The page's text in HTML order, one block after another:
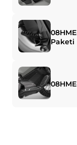
Paketi